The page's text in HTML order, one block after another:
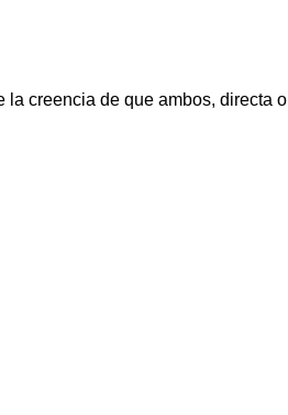
la creencia de que ambos, directa o